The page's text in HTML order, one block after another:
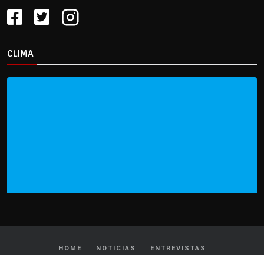
CLIMA
HOME NOTICIAS
ENTREVISTAS